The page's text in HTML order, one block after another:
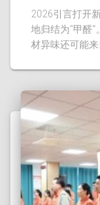
2026引言打开
地归结为“甲醛
材异味还可能